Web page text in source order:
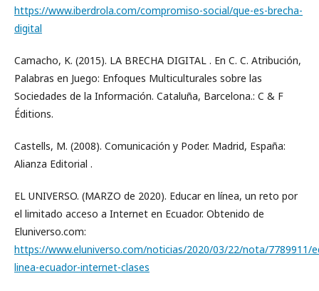
https://www.iberdrola.com/compromiso-social/que-es-brecha-
digital
Camacho, K. (2015). LA BRECHA DIGITAL . En C. C. Atribución,
Palabras en Juego: Enfoques Multiculturales sobre las
Sociedades de la Información. Cataluña, Barcelona.: C & F
Éditions.
Castells, M. (2008). Comunicación y Poder. Madrid, España:
Alianza Editorial .
EL UNIVERSO. (MARZO de 2020). Educar en línea, un reto por
el limitado acceso a Internet en Ecuador. Obtenido de
Eluniverso.com:
https://www.eluniverso.com/noticias/2020/03/22/nota/7789911/
linea-ecuador-internet-clases